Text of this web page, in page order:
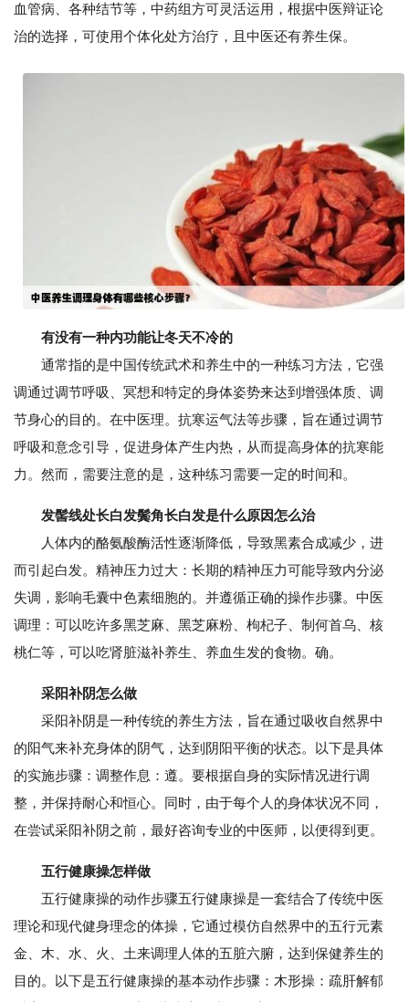
血管病、各种结节等，中药组方可灵活运用，根据中医辩证论
治的选择，可使用个体化处方治疗，且中医还有养生保。
有没有一种内功能让冬天不冷的
通常指的是中国传统武术和养生中的一种练习方法，它强
调通过调节呼吸、冥想和特定的身体姿势来达到增强体质、调
节身心的目的。在中医理。抗寒运气法等步骤，旨在通过调节
呼吸和意念引导，促进身体产生内热，从而提高身体的抗寒能
力。然而，需要注意的是，这种练习需要一定的时间和。
发髻线处长白发鬓角长白发是什么原因怎么治
人体内的酪氨酸酶活性逐渐降低，导致黑素合成减少，进
而引起白发。精神压力过大：长期的精神压力可能导致内分泌
失调，影响毛囊中色素细胞的。并遵循正确的操作步骤。中医
调理：可以吃许多黑芝麻、黑芝麻粉、枸杞子、制何首乌、核
桃仁等，可以吃肾脏滋补养生、养血生发的食物。确。
采阳补阴怎么做
采阳补阴是一种传统的养生方法，旨在通过吸收自然界中
的阳气来补充身体的阴气，达到阴阳平衡的状态。以下是具体
的实施步骤：调整作息：遵。要根据自身的实际情况进行调
整，并保持耐心和恒心。同时，由于每个人的身体状况不同，
在尝试采阳补阴之前，最好咨询专业的中医师，以便得到更。
五行健康操怎样做
五行健康操的动作步骤五行健康操是一套结合了传统中医
理论和现代健身理念的体操，它通过模仿自然界中的五行元素
金、木、水、火、土来调理人体的五脏六腑，达到保健养生的
目的。以下是五行健康操的基本动作步骤：木形操：疏肝解郁